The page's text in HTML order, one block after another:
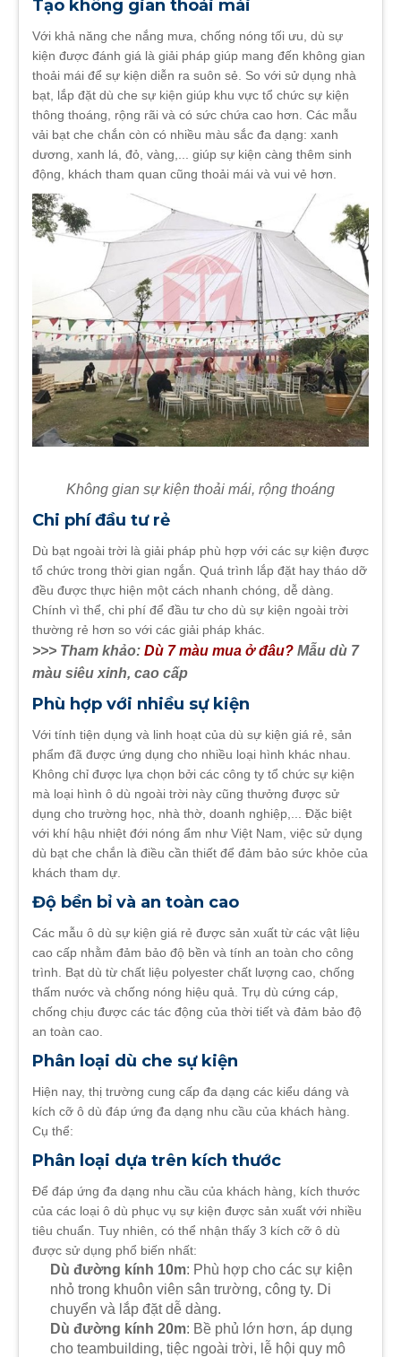
Tạo không gian thoải mái
Với khả năng che nắng mưa, chống nóng tối ưu, dù sự
kiện được đánh giá là giải pháp giúp mang đến không gian
thoải mái để sự kiện diễn ra suôn sẻ. So với sử dụng nhà
bạt, lắp đặt dù che sự kiện giúp khu vực tổ chức sự kiện
thông thoáng, rộng rãi và có sức chứa cao hơn. Các mẫu
vải bạt che chắn còn có nhiều màu sắc đa dạng: xanh
dương, xanh lá, đỏ, vàng,... giúp sự kiện càng thêm sinh
động, khách tham quan cũng thoải mái và vui vẻ hơn.
Không gian sự kiện thoải mái, rộng thoáng
Chi phí đầu tư rẻ
Dù bạt ngoài trời là giải pháp phù hợp với các sự kiện được
tổ chức trong thời gian ngắn. Quá trình lắp đặt hay tháo dỡ
đều được thực hiện một cách nhanh chóng, dễ dàng.
Chính vì thể, chi phí để đầu tư cho dù sự kiện ngoài trời
thường rẻ hơn so với các giải pháp khác.
>>> Tham khảo: Dù 7 màu mua ở đâu? Mẫu dù 7
màu siêu xinh, cao cấp
Phù hợp với nhiều sự kiện
Với tính tiện dụng và linh hoạt của dù sự kiện giá rẻ, sản
phẩm đã được ứng dụng cho nhiều loại hình khác nhau.
Không chỉ được lựa chọn bởi các công ty tổ chức sự kiện
mà loại hình ô dù ngoài trời này cũng thưởng được sử
dụng cho trường học, nhà thờ, doanh nghiệp,... Đặc biệt
với khí hậu nhiệt đới nóng ẩm như Việt Nam, việc sử dụng
dù bạt che chắn là điều cần thiết để đảm bảo sức khỏe của
khách tham dự.
Độ bền bỉ và an toàn cao
Các mẫu ô dù sự kiện giá rẻ được sản xuất từ các vật liệu
cao cấp nhằm đảm bảo độ bền và tính an toàn cho công
trình. Bạt dù từ chất liệu polyester chất lượng cao, chống
thấm nước và chống nóng hiệu quả. Trụ dù cứng cáp,
chống chịu được các tác động của thời tiết và đảm bảo độ
an toàn cao.
Phân loại dù che sự kiện
Hiện nay, thị trường cung cấp đa dạng các kiểu dáng và
kích cỡ ô dù đáp ứng đa dạng nhu cầu của khách hàng.
Cụ thể:
Phân loại dựa trên kích thước
Để đáp ứng đa dạng nhu cầu của khách hàng, kích thước
của các loại ô dù phục vụ sự kiện được sản xuất với nhiều
tiêu chuẩn. Tuy nhiên, có thể nhận thấy 3 kích cỡ ô dù
được sử dụng phổ biến nhất:
Dù đường kính 10m: Phù hợp cho các sự kiện
nhỏ trong khuôn viên sân trường, công ty. Di
chuyển và lắp đặt dễ dàng.
Dù đường kính 20m: Bề phủ lớn hơn, áp dụng
cho teambuilding, tiệc ngoài trời, lễ hội quy mô